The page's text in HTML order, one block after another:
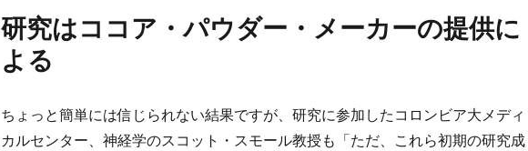
研究はココア・パウダー・メーカーの提供に
よる
ちょっと簡単には信じられない結果ですが、研究に参加したコロンビア大メディ
カルセンター、神経学のスコット・スモール教授も「ただ、これら初期の研究成